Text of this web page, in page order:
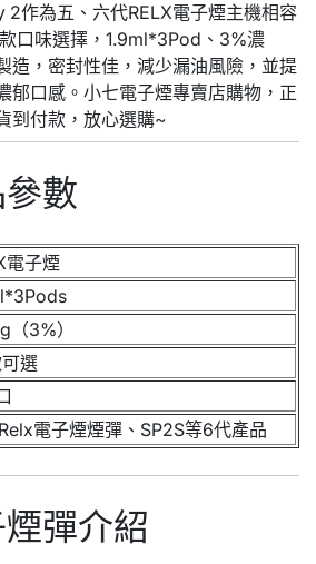
2作為五、六代RELX電子煙主機相容
口味選擇，1.9ml*3Pod、3%濃
造，密封性佳，減少漏油風險，並提
郁口感。小七電子煙專賣店購物，正
到付款，放心選購~
數
電子煙
（3%）
選
電子煙煙彈、SP2S等6代產品
彈介紹